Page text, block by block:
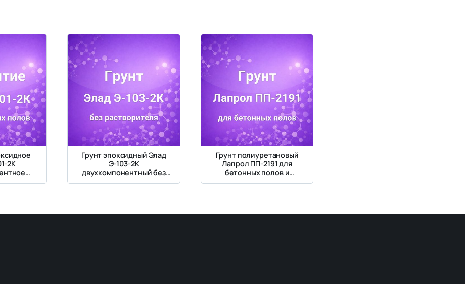
2К
Грунт эпоксидный Элад
Э-103-2К
двухкомпонентный без
растворителя
Грунт полиуретановый
Лапрол ПП-2191 для
бетонных полов и
наливных покрытий